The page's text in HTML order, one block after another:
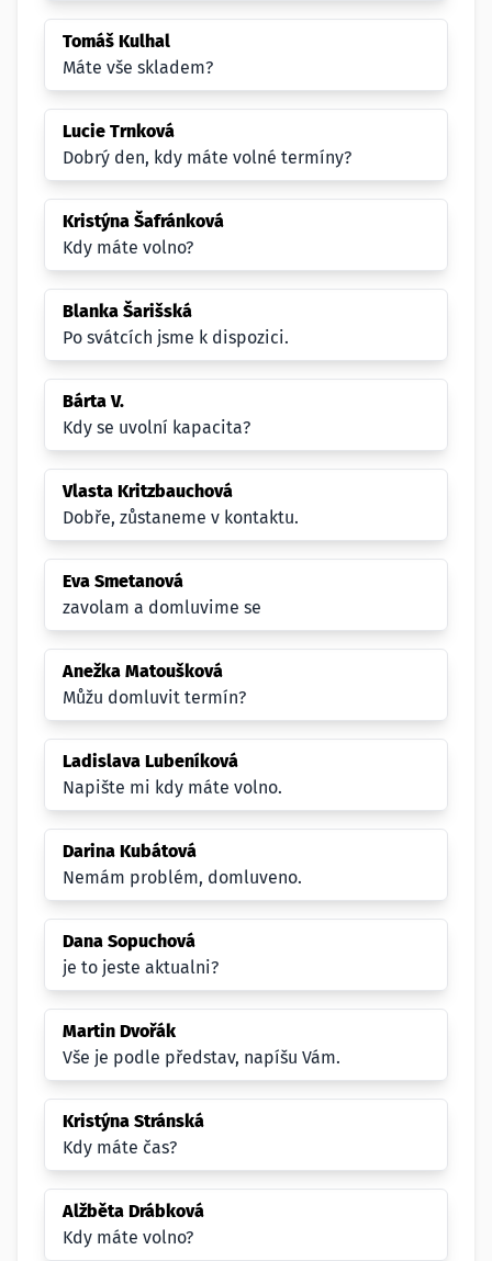
Tomáš Kulhal
Máte vše skladem?
Lucie Trnková
Dobrý den, kdy máte volné termíny?
Kristýna Šafránková
Kdy máte volno?
Blanka Šarišská
Po svátcích jsme k dispozici.
Bárta V.
Kdy se uvolní kapacita?
Vlasta Kritzbauchová
Dobře, zůstaneme v kontaktu.
Eva Smetanová
zavolam a domluvime se
Anežka Matoušková
Můžu domluvit termín?
Ladislava Lubeníková
Napište mi kdy máte volno.
Darina Kubátová
Nemám problém, domluveno.
Dana Sopuchová
je to jeste aktualni?
Martin Dvořák
Vše je podle představ, napíšu Vám.
Kristýna Stránská
Kdy máte čas?
Alžběta Drábková
Kdy máte volno?